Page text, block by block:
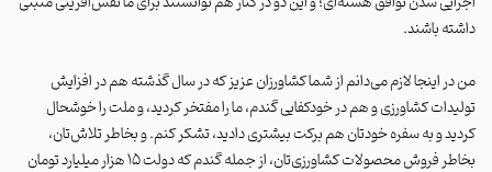
داشته باشند.
من در اینجا لازم می‌دانم از شما کشاورزان عزیز که در سال گذشته هم در افزایش
تولیدات کشاورزی و هم در خودکفایی گندم، ما را مفتخر کردید، و ملت را خوشحال
کردید و به سفره خودتان هم برکت بیشتری دادید، تشکر کنم. و بخاطر تلاش‌تان،
بخاطر فروش محصولات کشاورزی‌تان، از جمله گندم که دولت 15 هزار میلیارد تومان